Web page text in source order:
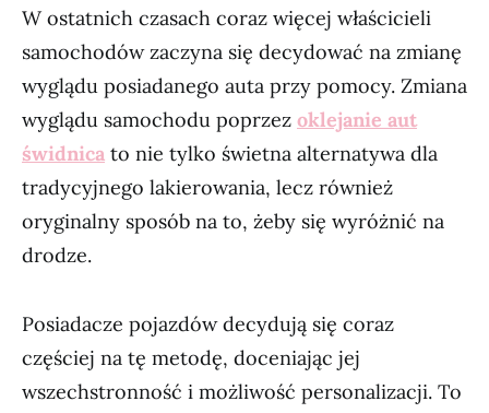
W ostatnich czasach coraz więcej właścicieli
samochodów zaczyna się decydować na zmianę
wyglądu posiadanego auta przy pomocy. Zmiana
wyglądu samochodu poprzez oklejanie aut
świdnica to nie tylko świetna alternatywa dla
tradycyjnego lakierowania, lecz również
oryginalny sposób na to, żeby się wyróżnić na
drodze.
Posiadacze pojazdów decydują się coraz
częściej na tę metodę, doceniając jej
wszechstronność i możliwość personalizacji. To